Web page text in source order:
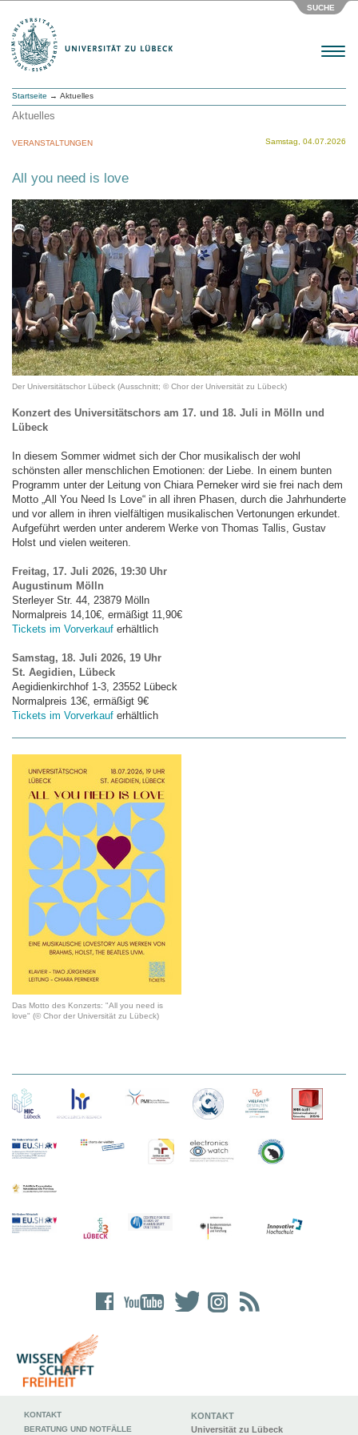
SUCHE
Menu
Startseite → Aktuelles
Aktuelles
Samstag, 04.07.2026
VERANSTALTUNGEN
All you need is love
Der Universitätschor Lübeck (Ausschnitt; © Chor der Universität zu Lübeck)
Konzert des Universitätschors am 17. und 18. Juli in Mölln und
Lübeck
In diesem Sommer widmet sich der Chor musikalisch der wohl
schönsten aller menschlichen Emotionen: der Liebe. In einem bunten
Programm unter der Leitung von Chiara Perneker wird sie frei nach dem
Motto „All You Need Is Love“ in all ihren Phasen, durch die Jahrhunderte
und vor allem in ihren vielfältigen musikalischen Vertonungen erkundet.
Aufgeführt werden unter anderem Werke von Thomas Tallis, Gustav
Holst und vielen weiteren.
Freitag, 17. Juli 2026, 19:30 Uhr
Augustinum Mölln
Sterleyer Str. 44, 23879 Mölln
Normalpreis 14,10€, ermäßigt 11,90€
Tickets im Vorverkauf erhältlich
Samstag, 18. Juli 2026, 19 Uhr
St. Aegidien, Lübeck
Aegidienkirchhof 1-3, 23552 Lübeck
Normalpreis 13€, ermäßigt 9€
Tickets im Vorverkauf erhältlich
Das Motto des Konzerts: "All you need is
love" (© Chor der Universität zu Lübeck)
KONTAKT
Universität zu Lübeck
KONTAKT
BERATUNG UND NOTFÄLLE